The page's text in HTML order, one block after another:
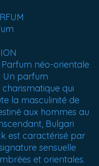
Parfum néo-orientale
Un parfum
qui
la masculinité de
aux hommes au
Bulgari
est caractérisé par
sensuelle
et orientales.